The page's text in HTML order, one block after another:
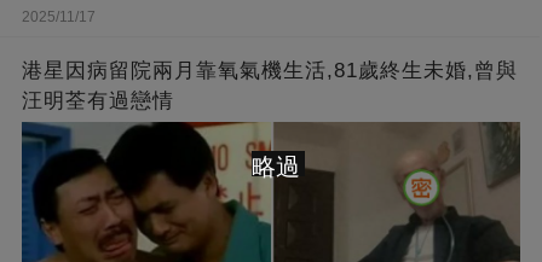
2025/11/17
港星因病留院兩月靠氧氣機生活,81歲終生未婚,曾與
汪明荃有過戀情
略過